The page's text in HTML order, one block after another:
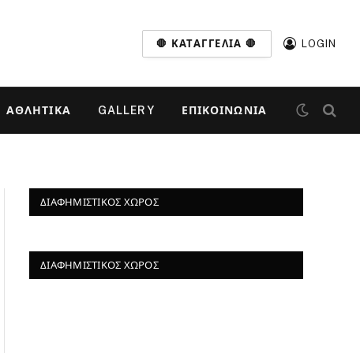
🛑 ΚΑΤΑΓΓΕΛΊΑ 🛑 LOGIN
ΑΘΛΗΤΙΚΆ GALLERY ΕΠΙΚΟΙΝΩΝΊΑ
ΔΙΑΦΗΜΙΣΤΙΚΌΣ ΧΏΡΟΣ
ΔΙΑΦΗΜΙΣΤΙΚΌΣ ΧΏΡΟΣ